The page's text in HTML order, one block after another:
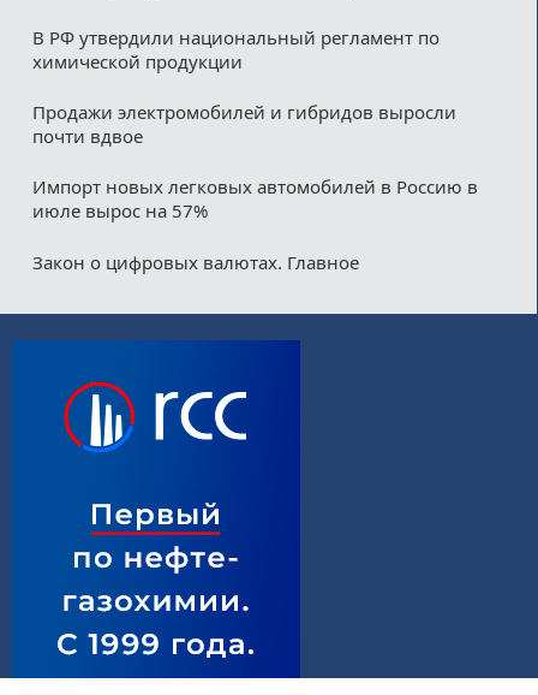
В РФ утвердили национальный регламент по
химической продукции
Продажи электромобилей и гибридов выросли
почти вдвое
Импорт новых легковых автомобилей в Россию в
июле вырос на 57%
Закон о цифровых валютах. Главное